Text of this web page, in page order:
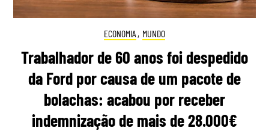
ECONOMIA , MUNDO
Trabalhador de 60 anos foi despedido
da Ford por causa de um pacote de
bolachas: acabou por receber
indemnização de mais de 28.000€